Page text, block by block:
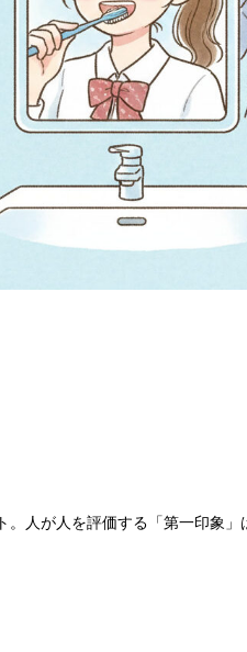
。人が人を評価する「第一印象